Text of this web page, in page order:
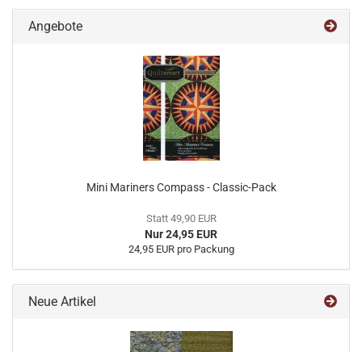
Angebote
Mini Mariners Compass - Classic-Pack
Statt 49,90 EUR
Nur 24,95 EUR
24,95 EUR pro Packung
Neue Artikel